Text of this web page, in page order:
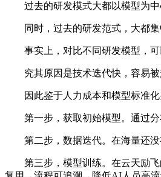
过去的研发模式大都以模型为中
同时，过去的研发范式，大都集
事实上，对比不同研发模型，可
究其原因是技术迭代快，容易被
因此鉴于人力成本和模型标准化
第一步，获取初始模型。通过分
第二步，数据迭代。在海量还没
第三步，模型训练。在云天励飞